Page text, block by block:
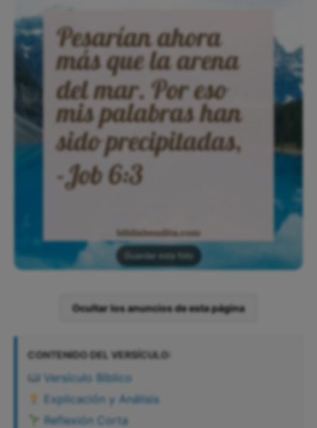
Guardar esta foto
Ocultar los anuncios de esta página
CONTENIDO DEL VERSÍCULO:
Versículo Bíblico
Explicación y Análisis
Reflexión Corta